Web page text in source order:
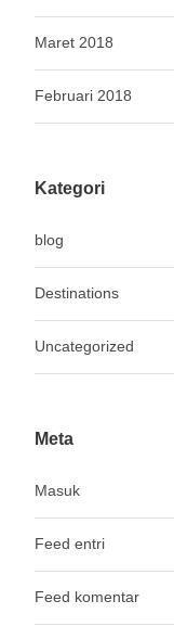
Maret 2018
Februari 2018
Kategori
blog
Destinations
Uncategorized
Meta
Masuk
Feed entri
Feed komentar